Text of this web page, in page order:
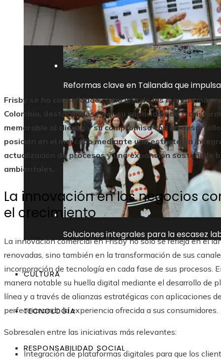
Reformas clave en Tailandia que
Soluciones integrales para la escasez
CULTURA
TECNOLOGÍA
RESPONSABILIDAD SOCIAL
Frisby se ha consolidado como una de las marcas
Colombia, destacándose por su capacidad de
memorable al cliente y su compromiso con un
posición en el mercado mediante una estrategia
actualización de procesos y una expansión sostenible
ambientales.
La innovación en los negocios
el crecimiento
La innovación comercial en Frisby no solo se refleja en el
renovadas, sino también en la transformación de sus
incorporación de tecnología en cada fase de sus procesos.
manera notable su huella digital mediante el desarrollo de
línea y a través de alianzas estratégicas con aplicaciones
perfeccionando la experiencia ofrecida a sus consumidores.
Sobresalen entre las iniciativas más relevantes:
Integración de plataformas digitales para que los